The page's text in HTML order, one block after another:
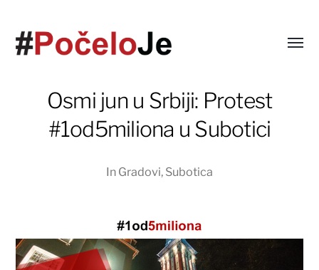
Osmi jun u Srbiji: Protest
#1od5miliona u Subotici
In Gradovi, Subotica